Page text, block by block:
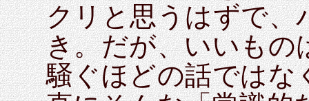
クリと思うはずで、
き。だが、いいもの
騒ぐほどの話ではな